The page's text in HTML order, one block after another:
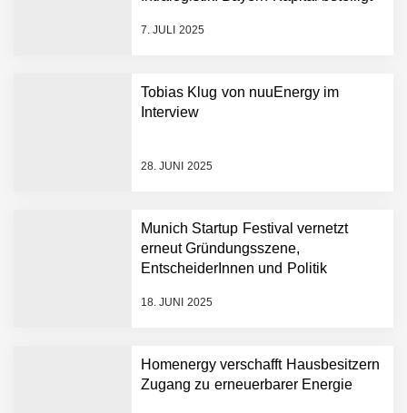
7. JULI 2025
Tobias Klug von nuuEnergy im
Interview
28. JUNI 2025
Munich Startup Festival vernetzt
erneut Gründungsszene,
EntscheiderInnen und Politik
18. JUNI 2025
Homenergy verschafft Hausbesitzern
Zugang zu erneuerbarer Energie
AUDAVIS
AUDAVIS revolutioniert das
Kerngeschäft der
13,5 Millionen Euro für eine
beteiligt sich erneut an
Filics
Tobias Klug von nuuEnergy